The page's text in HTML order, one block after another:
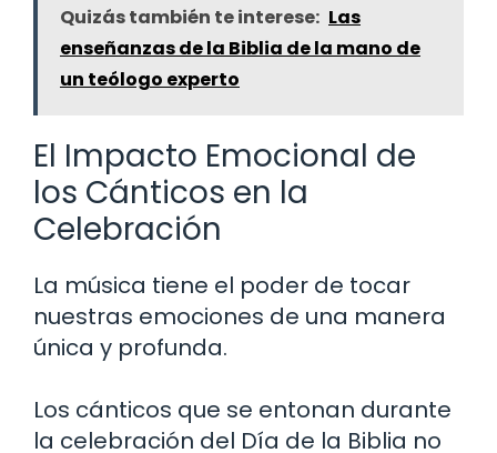
Quizás también te interese: Las
enseñanzas de la Biblia de la mano de
un teólogo experto
El Impacto Emocional de
los Cánticos en la
Celebración
La música tiene el poder de tocar
nuestras emociones de una manera
única y profunda.
Los cánticos que se entonan durante
la celebración del Día de la Biblia no